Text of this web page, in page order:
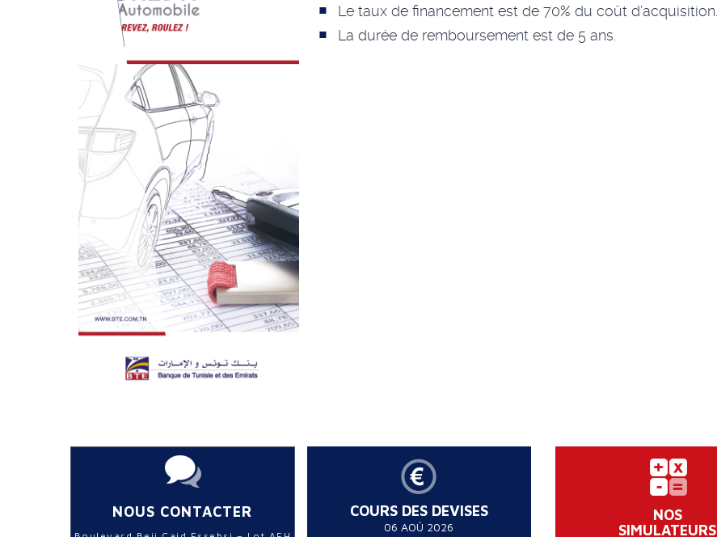
Le taux de financement est de 70% du coût d’acquisition.
La durée de remboursement est de 5 ans.
NOUS CONTACTER COURS DES DEVISES
06 AOÛ 2026
NOS
SIMULATEURS